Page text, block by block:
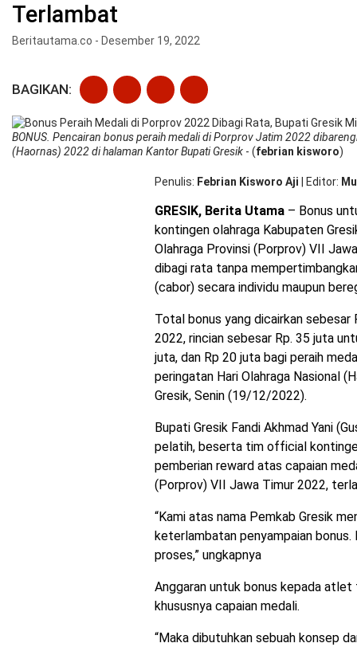
Terlambat
Beritautama.co - Desember 19, 2022
BAGIKAN:
BONUS. Pencairan bonus peraih medali di Porprov Jatim 2022
(Haornas) 2022 di halaman Kantor Bupati Gresik - (febrian kisworo)
Penulis Febrian Kisworo Aji Editor
GRESIK, Berita Utama – Bonus
kontingen olahraga Kabupaten
Olahraga Provinsi (Porprov) VII
dibagi rata tanpa
(cabor) secara individu maupun
Total bonus yang dicairkan sebesar
2022, rincian sebesar Rp. 35 juta
juta, dan Rp 20 juta bagi peraih
peringatan Hari Olahraga Nasional
Gresik, Senin (19/12/2022).
Bupati Gresik Fandi Akhmad Yani
pelatih, beserta tim official
pemberian reward atas capaian
(Porprov) VII Jawa Timur 2022,
“Kami atas nama Pemkab Gresik
keterlambatan penyampaian
proses,” ungkapnya
Anggaran untuk bonus kepada
khususnya capaian medali.
“Maka dibutuhkan sebuah konsep